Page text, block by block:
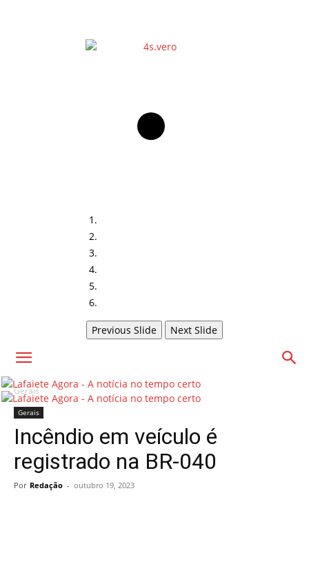
Previous Slide Next Slide
Gerais
Gerais
Incêndio em veículo é
registrado na BR-040
Por Redação - outubro 19, 2023